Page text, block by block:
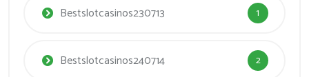
Bestslotcasinos230713 1
Bestslotcasinos240714 2